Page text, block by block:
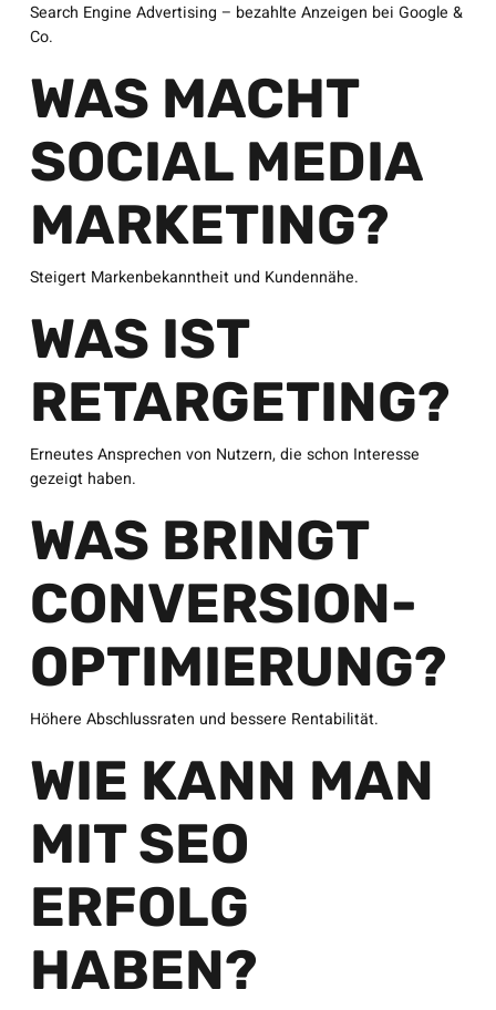
Search Engine Advertising – bezahlte Anzeigen bei Google &
Co.
WAS MACHT
SOCIAL MEDIA
MARKETING?
Steigert Markenbekanntheit und Kundennähe.
WAS IST
RETARGETING?
Erneutes Ansprechen von Nutzern, die schon Interesse
gezeigt haben.
WAS BRINGT
CONVERSION-
OPTIMIERUNG?
Höhere Abschlussraten und bessere Rentabilität.
WIE KANN MAN
MIT SEO
ERFOLG
HABEN?